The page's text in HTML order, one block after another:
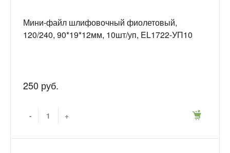
Мини-файл шлифовочный фиолетовый,
120/240, 90*19*12мм, 10шт/уп, EL1722-УП10
250 руб.
- +